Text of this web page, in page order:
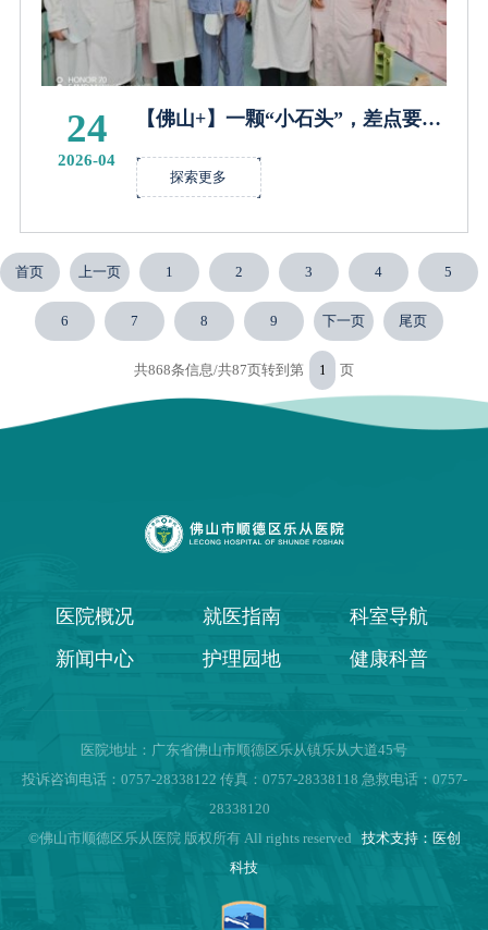
24
2026-04
【佛山+】一颗“小石头”，差点要了
探索更多
首页 上一页 1 2 3 4 5
6 7 8 9 下一页 尾页
共868条信息/共87页转到第 页
医院概况 就医指南
科室导航
新闻中心
护理园地 健康科普
医院地址：广东省佛山市顺德区乐从镇乐从大道45号
投诉咨询电话：0757-28338122 传真：0757-28338118 急救电话：0757-
28338120
©佛山市顺德区乐从医院 版权所有 All rights reserved 技术支持：医创
科技